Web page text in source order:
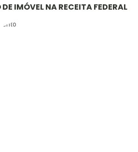
IMÓVEL NA RECEITA FEDERAL